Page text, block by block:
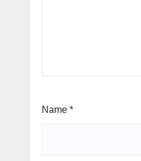
Name *